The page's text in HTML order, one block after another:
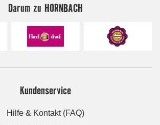
Darum zu HORNBACH
Kundenservice
Hilfe & Kontakt (FAQ)